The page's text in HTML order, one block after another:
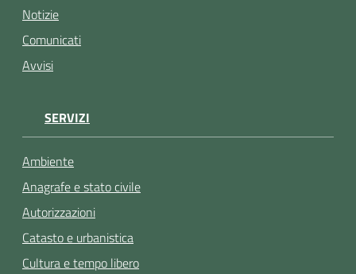
Notizie
Comunicati
Avvisi
SERVIZI
Ambiente
Anagrafe e stato civile
Autorizzazioni
Catasto e urbanistica
Cultura e tempo libero